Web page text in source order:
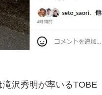
沢秀明が率いるTOBE